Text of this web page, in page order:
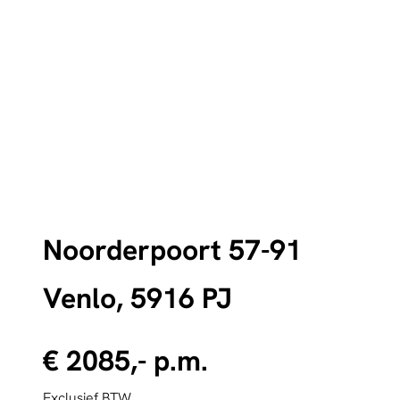
Noorderpoort 57-91
Venlo, 5916 PJ
€ 2085,- p.m.